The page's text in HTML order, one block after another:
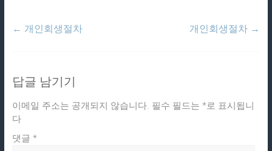
← 개인회생절차 개인회생절차 →
답글 남기기
이메일 주소는 공개되지 않습니다. 필수 필드는 *로 표시됩니
다
댓글 *